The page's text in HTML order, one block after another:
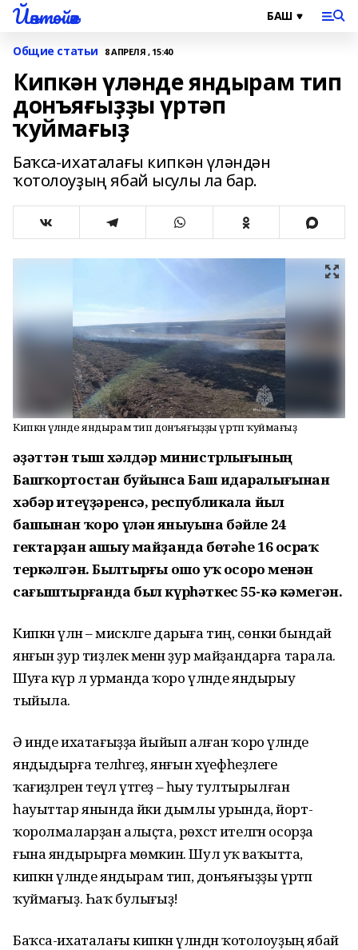
Йәнтөйәк
Общие статьи 8 АПРЕЛЯ , 15:40
Кипкән үләнде яндырам тип
донъяғыҙҙы үртәп
ҡуймағыҙ
Баҡса-ихаталағы кипкән үләндән
ҡотолоуҙың ябай ысулы ла бар.
Кипкән үләнде яндырам тип донъяғыҙҙы үртәп ҡуймағыҙ
Ғәҙәттән тыш хәлдәр министрлығының
Башҡортостан буйынса Баш идаралығынан
хәбәр итеүҙәренсә, республикала йыл
башынан ҡоро үлән яныуына бәйле 24
гектарҙан ашыу майҙанда бөтәһе 16 осраҡ
теркәлгән. Былтырғы ошо уҡ осоро менән
сағыштырғанда был күрһәткес 55-кә кәмегән.
Кипкән үлән – мискәләге дарыға тиң, сөнки бындай
янғын ҙур тиҙлек менән ҙур майҙандарға тарала.
Шуға күрә лә урманда ҡоро үләнде яндырыу
тыйыла.
Ә инде ихатағыҙҙа йыйып алған ҡоро үләнде
яндыдырға теләһәгеҙ, янғын хәүефһеҙлеге
ҡағиҙәләрен теүәл үтәгеҙ – һыу тултырылған
һауыттар янында йәки дымлы урында, йорт-
ҡоролмаларҙан алыҫта, рөхсәт ителгән осорҙа
ғына яндырырға мөмкин. Шул уҡ ваҡытта,
кипкән үләнде яндырам тип, донъяғыҙҙы үртәп
ҡуймағыҙ. Һаҡ булығыҙ!
Баҡса-ихаталағы кипкән үләндән ҡотолоуҙың ябай